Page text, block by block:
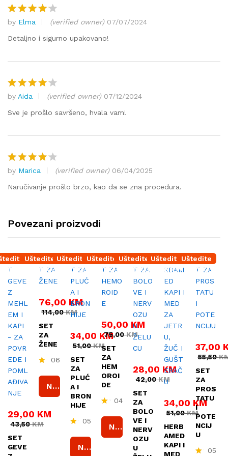
Ocjenjen
o4od 5
by Elma (verified owner) 07/07/2024
Detaljno i sigurno upakovano!
Ocjenjen
o4 od 5
by Aida (verified owner) 07/12/2024
Sve je prošlo savršeno, hvala vam!
Ocjenjen
o4od 5
by Marica (verified owner) 06/04/2025
Naručivanje prošlo brzo, kao da se zna procedura.
Povezani proizvodi
29,00 KM
43,50KM
SET
GEVE
Uštedite
38,00 KM
76,00 KM
114,00KM
SET
ZA
ŽENE
cj
nj
n
o
4.
06
Naruči
Uštedite
17,00 KM
34,00 KM
51,00KM
SET
ZA
PLUĆ
A I
BRON
HIJE
cj
05
Naruči
Uštedite
25,00 KM
50,00 KM
75,00KM
SET
ZA
HEM
OROI
DE
cj
nj
04
Naruči
Uštedite
14,00 KM
28,00 KM
42,00KM
SET
ZA
BOLO
VE I
NERV
OZU
U
Uštedite
17,00KM
34,00 KM
51,00KM
HERB
AMED
KAPI I
MED
Uštedite
18,50 KM
37,00
55,50
SET
ZA
PROS
TATU
I
POTE
NCIJ
U
05